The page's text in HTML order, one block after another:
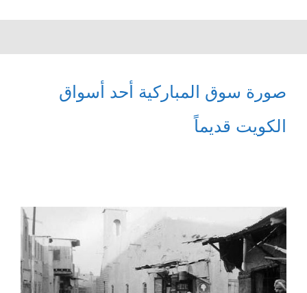
صورة سوق المباركية أحد أسواق
الكويت قديماً